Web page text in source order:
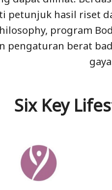
petunjuk hasil riset
program
pengaturan berat
Six Key